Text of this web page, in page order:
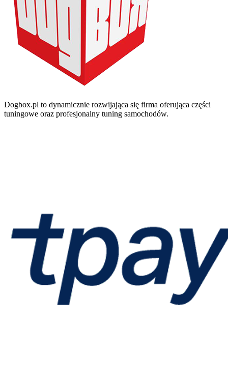
Dogbox.pl to dynamicznie rozwijająca się firma oferująca części
tuningowe oraz profesjonalny tuning samochodów.